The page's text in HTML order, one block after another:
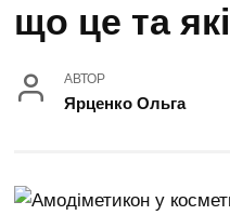
що це та
АВТОР
Ярценко Ольга